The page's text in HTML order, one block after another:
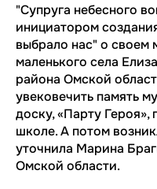
"Супруга небесного
инициатором
выбрало нас" о своем
маленького села
района Омской
увековечить память
доску, «Парту
школе. А потом
уточнила Марина
Омской области.